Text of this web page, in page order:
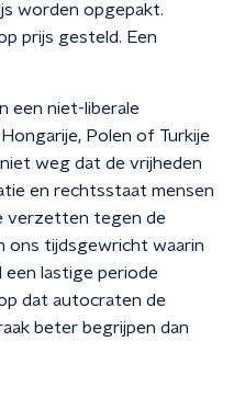
worden opgepakt.
prijs gesteld. Een
een niet-liberale
Polen of Turkije
weg dat de vrijheden
en rechtsstaat mensen
verzetten tegen de
ons tijdsgewricht waarin
een lastige periode
dat autocraten de
beter begrijpen dan